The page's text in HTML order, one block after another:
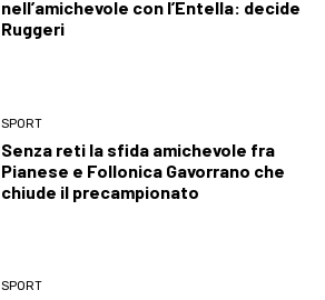
nell’amichevole con l’Entella: decide
Ruggeri
SPORT
Senza reti la sfida amichevole fra
Pianese e Follonica Gavorrano che
chiude il precampionato
SPORT